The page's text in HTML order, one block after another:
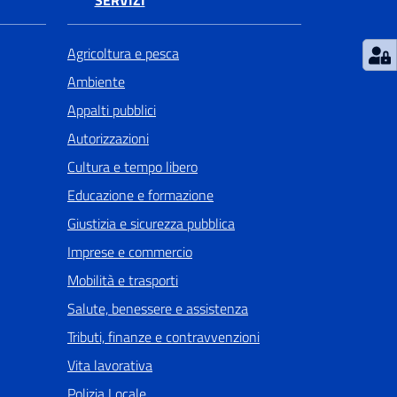
Agricoltura e pesca
Ambiente
Appalti pubblici
Autorizzazioni
Cultura e tempo libero
Educazione e formazione
Giustizia e sicurezza pubblica
Imprese e commercio
Mobilità e trasporti
Salute, benessere e assistenza
Tributi, finanze e contravvenzioni
Vita lavorativa